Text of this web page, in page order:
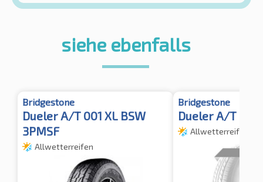
siehe ebenfalls
Bridgestone
Dueler A/T 001 XL BSW
3PMSF
Allwetterreifen
Bridgestone
Dueler A/T 002
Allwetterreifen